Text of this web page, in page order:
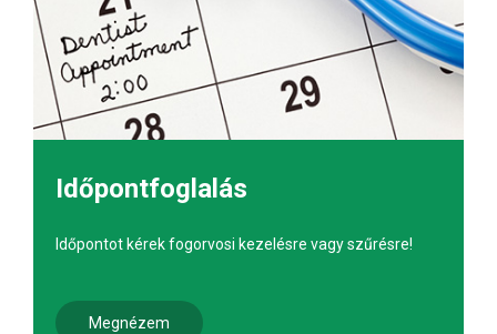
Időpontfoglalás
Időpontot kérek fogorvosi kezelésre vagy szűrésre!
Megnézem